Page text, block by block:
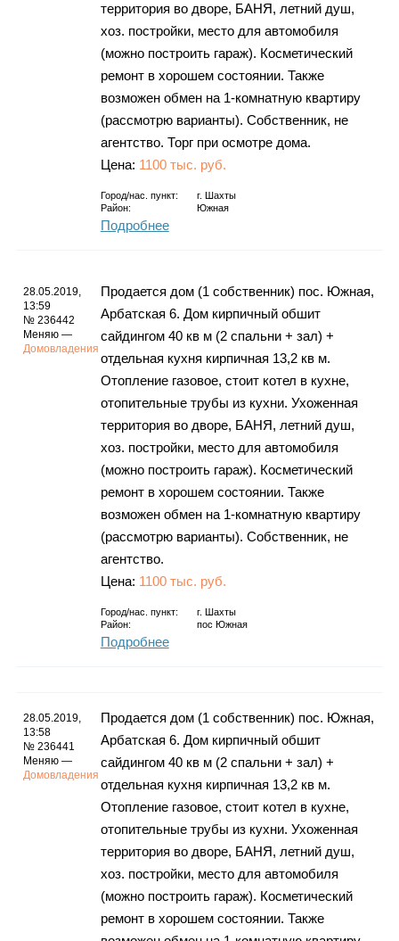
территория во дворе, БАНЯ, летний душ,
хоз. постройки, место для автомобиля
(можно построить гараж). Косметический
ремонт в хорошем состоянии. Также
возможен обмен на 1-комнатную квартиру
(рассмотрю варианты). Собственник, не
агентство. Торг при осмотре дома.
Цена: 1100 тыс. руб.
Город/нас. пункт: г.
Шахты
Район:
Южная
Подробнее
28.05.2019,
13:59
№ 236442
Меняю —
Домовладения
Продается дом (1 собственник) пос. Южная,
Арбатская 6. Дом кирпичный обшит
сайдингом 40 кв м (2 спальни + зал) +
отдельная кухня кирпичная 13,2 кв м.
Отопление газовое, стоит котел в кухне,
отопительные трубы из кухни. Ухоженная
территория во дворе, БАНЯ, летний душ,
хоз. постройки, место для автомобиля
(можно построить гараж). Косметический
ремонт в хорошем состоянии. Также
возможен обмен на 1-комнатную квартиру
(рассмотрю варианты). Собственник, не
агентство.
Цена: 1100 тыс. руб.
Город/нас. пункт: г.
Шахты
Район:
пос Южная
Подробнее
28.05.2019,
13:58
№ 236441
Меняю —
Домовладения
Продается дом (1 собственник) пос. Южная,
Арбатская 6. Дом кирпичный обшит
сайдингом 40 кв м (2 спальни + зал) +
отдельная кухня кирпичная 13,2 кв м.
Отопление газовое, стоит котел в кухне,
отопительные трубы из кухни. Ухоженная
территория во дворе, БАНЯ, летний душ,
хоз. постройки, место для автомобиля
(можно построить гараж). Косметический
ремонт в хорошем состоянии. Также